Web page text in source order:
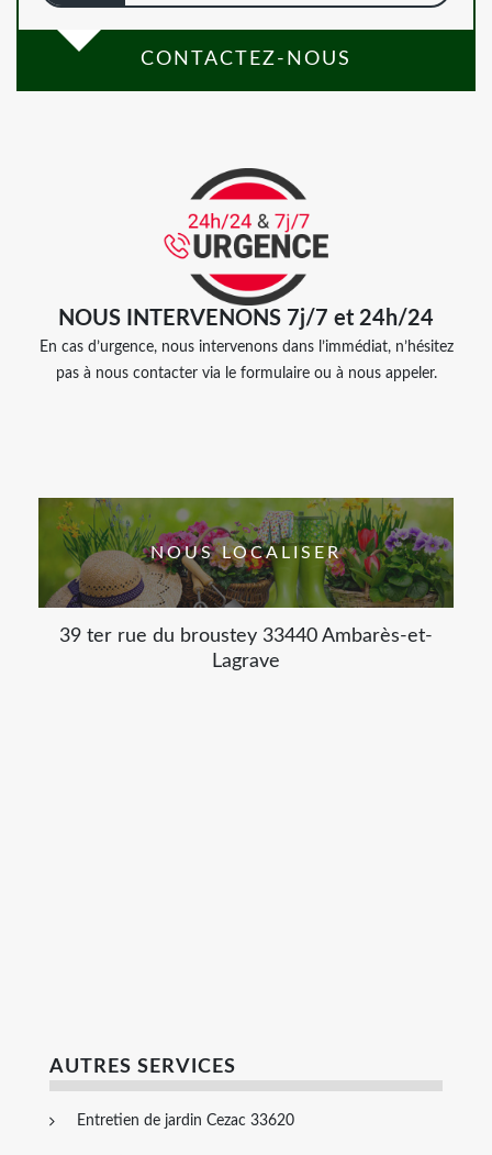
CONTACTEZ-NOUS
NOUS INTERVENONS 7j/7 et 24h/24
En cas d’urgence, nous intervenons dans l’immédiat, n’hésitez
pas à nous contacter via le formulaire ou à nous appeler.
NOUS LOCALISER
39 ter rue du broustey 33440 Ambarès-et-
Lagrave
AUTRES SERVICES
Entretien de jardin Cezac 33620